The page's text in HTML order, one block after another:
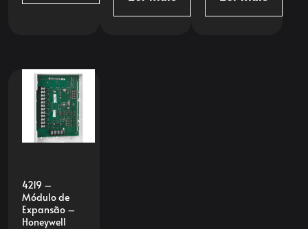
4219 –
Módulo de
Expansão –
Honeywell